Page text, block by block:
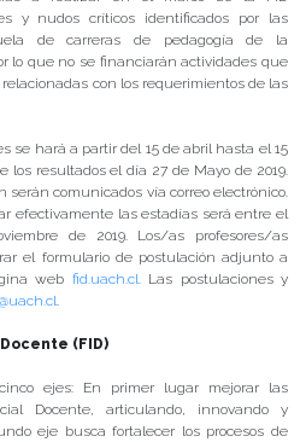
y nudos críticos identificados por las
de carreras de pedagogía de la
lo que no se financiarán actividades que
con los requerimientos de las
se hará a partir del 15 de abril hasta el 15
los resultados el día 27 de Mayo de 2019.
serán comunicados vía correo electrónico.
efectivamente las estadías será entre el
de 2019. Los/as profesores/as
el formulario de postulación adjunto a
web fid.uach.cl.Las postulaciones y
.
(FID)
ejes: En primer lugar mejorar las
Docente, articulando, innovando y
eje busca fortalecer los procesos de